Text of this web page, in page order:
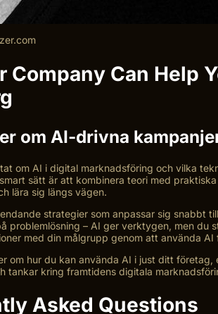
Company Can Help
om AI-drivna
om AI i digital marknadsföring och vilka
sätt är att kombinera teori med
lära sig längs vägen.
strategier som anpassar sig snabbt
problemlösning – AI ger verktygen, men du
med din målgrupp genom att använda
om hur du kan använda AI i just ditt
tankar kring framtidens digitala
Asked Questions